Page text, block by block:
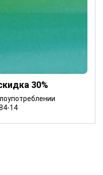
30%
14